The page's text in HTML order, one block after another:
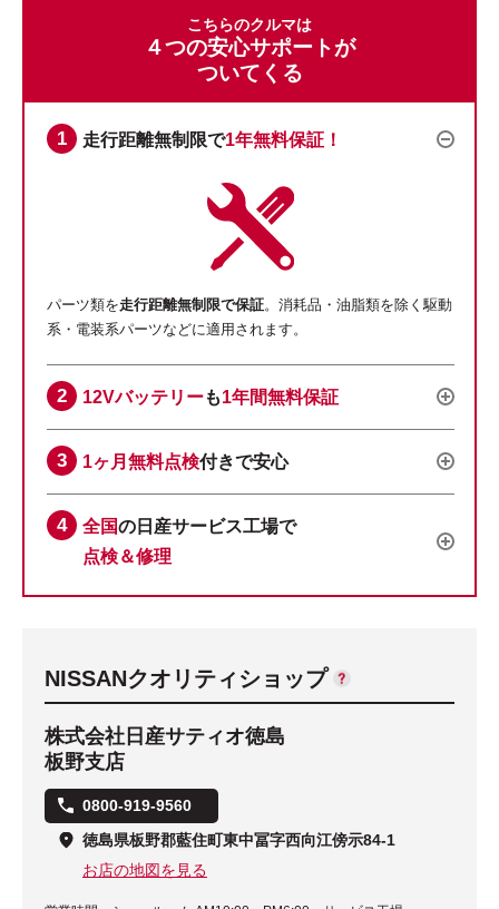
こちらのクルマは
４つの安心サポートが
ついてくる
走行距離無制限で1年無料保証！
パーツ類を走行距離無制限で保証。消耗品・油脂類を除く駆動
系・電装系パーツなどに適用されます。
12Vバッテリーも1年間無料保証
1ヶ月無料点検付きで安心
全国の日産サービス工場で
点検＆修理
NISSANクオリティショップ
株式会社日産サティオ徳島
板野支店
0800-919-9560
徳島県板野郡藍住町東中冨字西向江傍示84-1
お店の地図を見る